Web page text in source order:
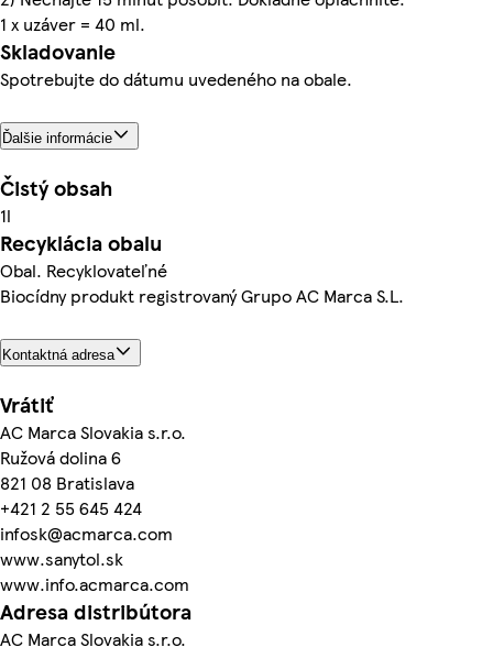
1 x uzáver = 40 ml.
Skladovanie
Spotrebujte do dátumu uvedeného na obale.
Ďalšie informácie
Čistý obsah
1l
Recyklácia obalu
Obal. Recyklovateľné
Biocídny produkt registrovaný Grupo AC Marca S.L.
Kontaktná adresa
Vrátiť
AC Marca Slovakia s.r.o.
Ružová dolina 6
821 08 Bratislava
+421 2 55 645 424
infosk@acmarca.com
www.sanytol.sk
www.info.acmarca.com
Adresa distribútora
AC Marca Slovakia s.r.o.